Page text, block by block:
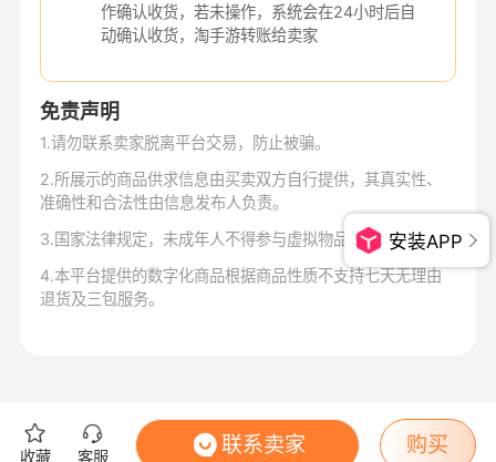
作确认收货，若未操作，系统会在24小时后自
动确认收货，淘手游转账给卖家
免责声明
1.请勿联系卖家脱离平台交易，防止被骗。
2.所展示的商品供求信息由买卖双方自行提供，其真实性、
准确性和合法性由信息发布人负责。
3.国家法律规定，未成年人不得参与虚拟物品交易。
4.本平台提供的数字化商品根据商品性质不支持七天无理由
退货及三包服务。
收藏 客服
联系卖家 购买
安装APP